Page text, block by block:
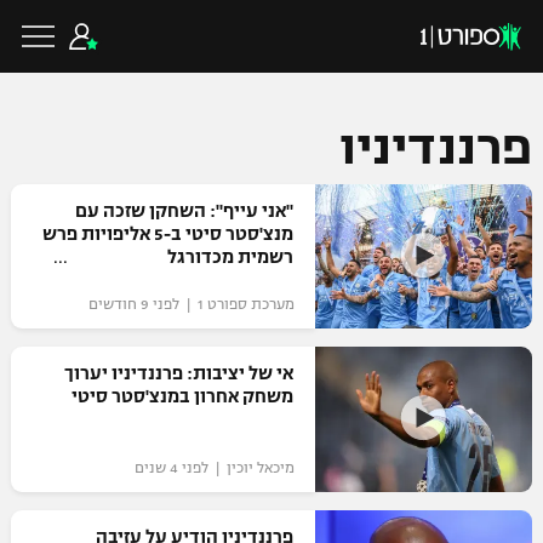
כדורגל ישראלי
ליגת העל
גביע הטוטו
ליגיונרים
גביע המדינה
כדורגל עולמי
ליגת האלופות
ליגה אירופית
ליגה אנגלית
כדורסל ישראלי
ליגת ווינר סל
ליגה לאומית
כדורסל עולמי
פרננדיניו
"אני עייף": השחקן שזכה עם
מנצ'סטר סיטי ב-5 אליפויות פרש
רשמית מכדורגל
מערכת ספורט 1 | לפני 9 חודשים
אי של יציבות: פרננדיניו יערוך
משחק אחרון במנצ'סטר סיטי
מיכאל יוכין | לפני 4 שנים
פרננדיניו הודיע על עזיבה